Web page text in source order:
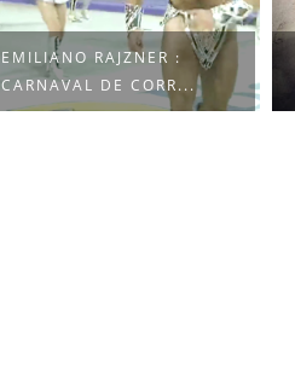
EMILIANO RAJZNER :
CARNAVAL DE CORR...